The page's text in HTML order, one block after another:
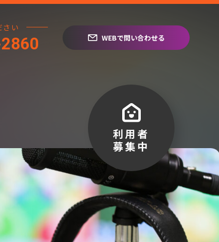
さい
WEBで問い合わせる
利用者
募集中